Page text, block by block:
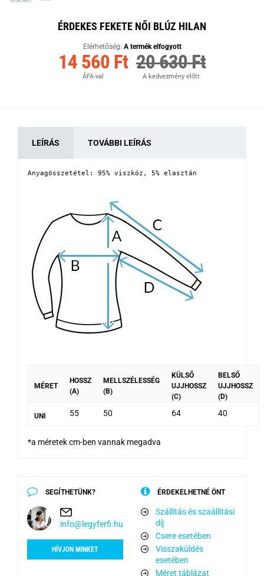
ÉRDEKES FEKETE NŐI BLÚZ HILAN
Elérhetőség: A termék elfogyott
14 560 Ft
ÁFA-val
20 630 Ft
A kedvezmény előtt
LEÍRÁS TOVÁBBI LEÍRÁS
Anyagösszetétel: 95% viszkóz, 5% elasztán
MÉRET
HOSSZ
(A)
MELLSZÉLESSÉG
(B)
KÜLSŐ
UJJHOSSZ
(C)
BELSŐ
UJJHOSSZ
(D)
UNI 55 50 64 40
*a méretek cm-ben vannak megadva
SEGÍTHETÜNK?
info@legyferfi.hu
HÍVJON MINKET
ÉRDEKELHETNÉ ÖNT
Szállítás és szaállítási
díj
Csere esetében
Visszaküldés
esetében
Méret táblázat